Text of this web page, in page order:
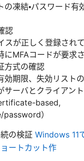
の凍結・パスワード有
認
スが正しく登録され
にMFAコードが要求
方式の確認
効期限、失効リスト
サーバとクライアン
based,
）
の検証 Windows 11
ートカット作